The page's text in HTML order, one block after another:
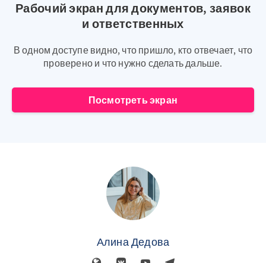
Рабочий экран для документов, заявок
и ответственных
В одном доступе видно, что пришло, кто отвечает, что
проверено и что нужно сделать дальше.
Посмотреть экран
Алина Дедова